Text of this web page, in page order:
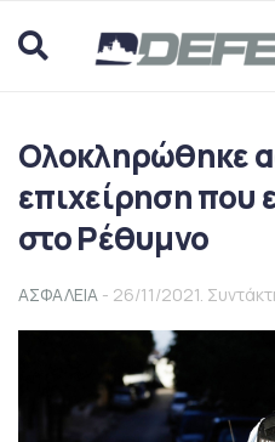
Ολοκληρώθηκε
επιχείρηση που
στο Ρέθυμνο
ΑΣΦΑΛΕΙΑ - 26/11/2021.